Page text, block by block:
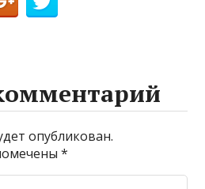
опубликован.
*